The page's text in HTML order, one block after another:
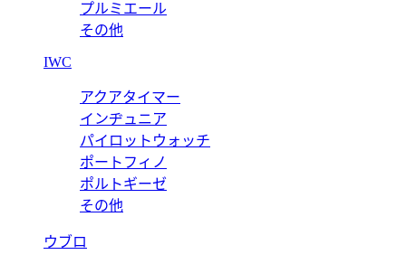
プルミエール
その他
IWC
アクアタイマー
インヂュニア
パイロットウォッチ
ポートフィノ
ポルトギーゼ
その他
ウブロ